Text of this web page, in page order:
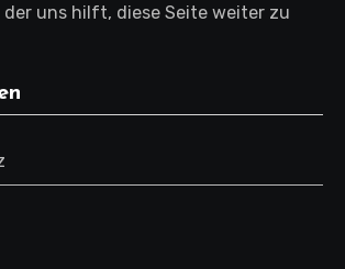
der uns hilft, diese Seite weiter zu